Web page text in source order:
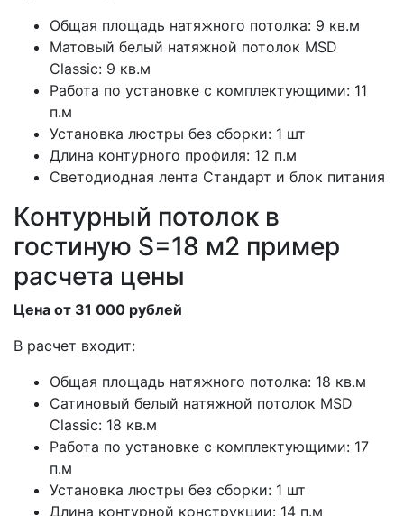
Общая площадь натяжного потолка: 9 кв.м
Матовый белый натяжной потолок MSD
Classic: 9 кв.м
Работа по установке с комплектующими: 11
п.м
Установка люстры без сборки: 1 шт
Длина контурного профиля: 12 п.м
Светодиодная лента Стандарт и блок питания
Контурный потолок в
гостиную S=18 м2 пример
расчета цены
Цена от 31 000 рублей
В расчет входит:
Общая площадь натяжного потолка: 18 кв.м
Сатиновый белый натяжной потолок MSD
Classic: 18 кв.м
Работа по установке с комплектующими: 17
п.м
Установка люстры без сборки: 1 шт
Длина контурной конструкции: 14 п.м